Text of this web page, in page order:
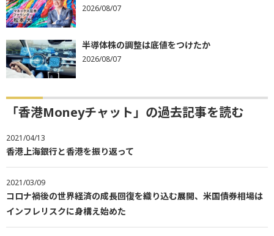
2026/08/07
半導体株の調整は底値をつけたか
2026/08/07
「香港Moneyチャット」の過去記事を読む
2021/04/13
香港上海銀行と香港を振り返って
2021/03/09
コロナ禍後の世界経済の成長回復を織り込む展開、米国債券相場は
インフレリスクに身構え始めた